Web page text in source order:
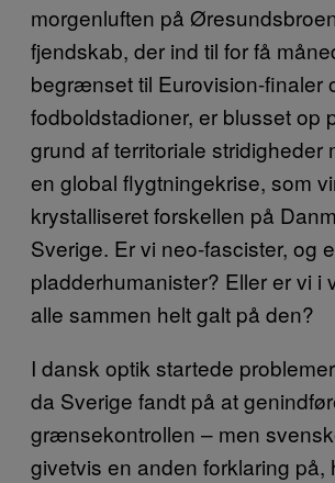
morgenluften på
fjendskab, der ind til for få
begrænset til Eurovision-finaler
fodboldstadioner, er blusset op
grund af territoriale stridigheder
en global flygtningekrise, som
krystalliseret forskellen på
Sverige. Er vi neo-fascister, og
pladderhumanister? Eller er vi i
alle sammen helt galt på den?
I dansk optik startede
da Sverige fandt på at
grænsekontrollen – men
givetvis en anden forklaring på,